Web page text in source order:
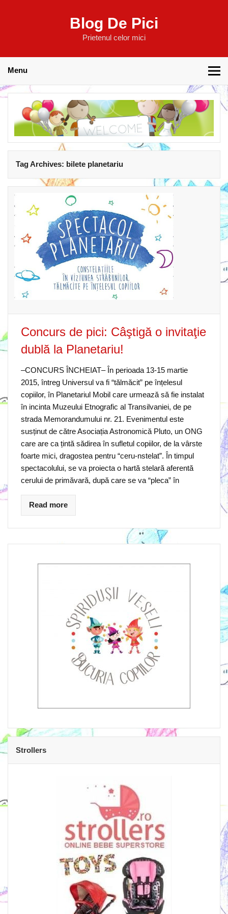
Blog De Pici
Prietenul celor mici
Menu
Tag Archives: bilete planetariu
Concurs de pici: Câştigă o invitaţie
dublă la Planetariu!
–CONCURS ÎNCHEIAT– În perioada 13-15 martie
2015, întreg Universul va fi “tălmăcit” pe înțelesul
copiilor, în Planetariul Mobil care urmează să fie instalat
în incinta Muzeului Etnografic al Transilvaniei, de pe
strada Memorandumului nr. 21. Evenimentul este
susținut de către Asociația Astronomică Pluto, un ONG
care are ca țintă sădirea în sufletul copiilor, de la vârste
foarte mici, dragostea pentru “ceru-nstelat”. În timpul
spectacolului, se va proiecta o hartă stelară aferentă
cerului de primăvară, după care se va “pleca” în
Read more
Strollers